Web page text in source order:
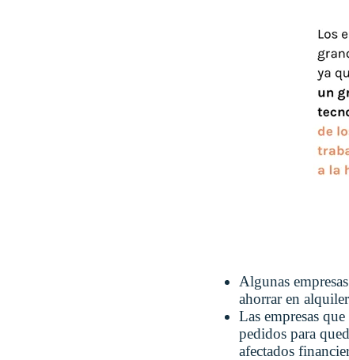
Algunas
ahorrar en
Las empresas
pedidos para
afectados